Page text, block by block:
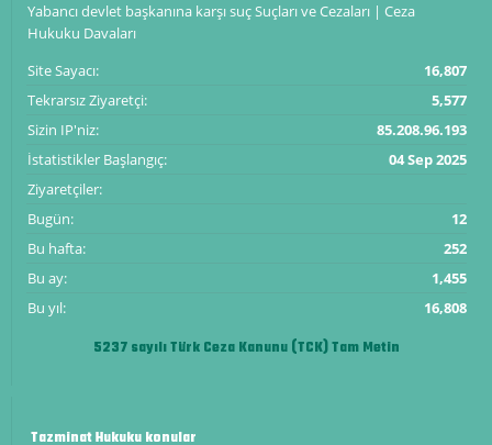
Yabancı devlet başkanına karşı suç Suçları ve Cezaları | Ceza
Hukuku Davaları
Site Sayacı:
16,807
Tekrarsız Ziyaretçi:
5,577
Sizin IP'niz:
85.208.96.193
İstatistikler Başlangıç:
04 Sep 2025
Ziyaretçiler:
Bugün:
12
Bu hafta:
252
Bu ay:
1,455
Bu yıl:
16,808
5237 sayılı Türk Ceza Kanunu (TCK) Tam Metin
Tazminat Hukuku konular